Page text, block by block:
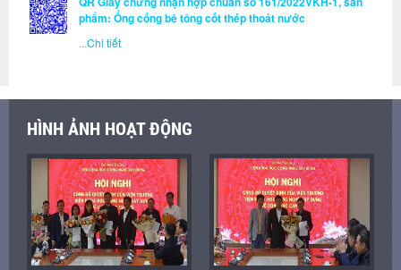
phẩm: Ống cống bê tông cốt thép thoát nước
Chi tiết
HÌNH ẢNH HOẠT ĐỘNG